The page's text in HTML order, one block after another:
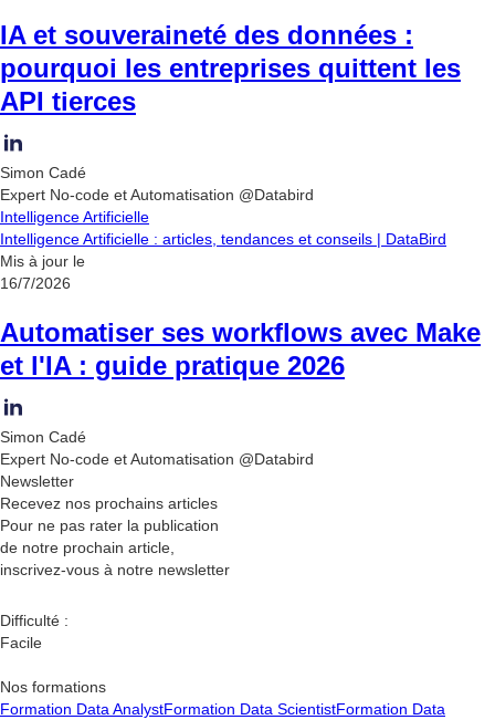
IA et souveraineté des données :
pourquoi les entreprises quittent les
API tierces
Simon Cadé
Expert No-code et Automatisation @Databird
Intelligence Artificielle
Intelligence Artificielle : articles, tendances et conseils | DataBird
Mis à jour le
16/7/2026
Automatiser ses workflows avec Make
et l'IA : guide pratique 2026
Simon Cadé
Expert No-code et Automatisation @Databird
Newsletter
Recevez nos prochains articles
Pour ne pas rater la publication
de notre prochain article,
inscrivez-vous à notre newsletter
Difficulté :
Facile
Nos formations
Formation Data AnalystFormation Data ScientistFormation Data